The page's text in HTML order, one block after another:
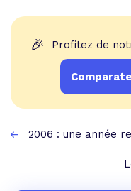
🎉 Profitez de
2006 : une année